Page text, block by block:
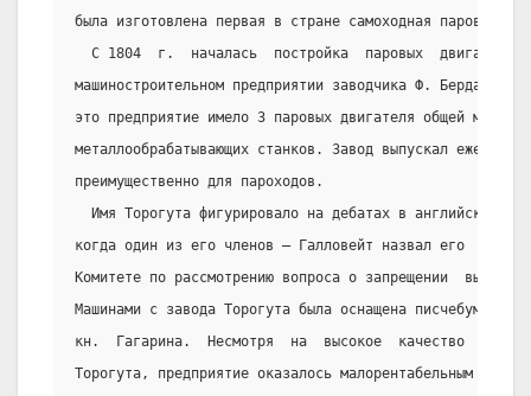
была изготовлена первая в стране самоходная паровая
С 1804  г.  началась  постройка  паровых  двигателей
машиностроительном предприятии заводчика Ф. Берда в
это предприятие имело 3 паровых двигателя общей
металлообрабатывающих станков. Завод выпускал
преимущественно для пароходов.
Имя Торогута фигурировало на дебатах в английском
когда один из его членов — Галловейт назвал его
Комитете по рассмотрению вопроса о запрещении
Машинами с завода Торогута была оснащена
кн.  Гагарина.  Несмотря  на  высокое  качество
Торогута, предприятие оказалось малорентабельным  и